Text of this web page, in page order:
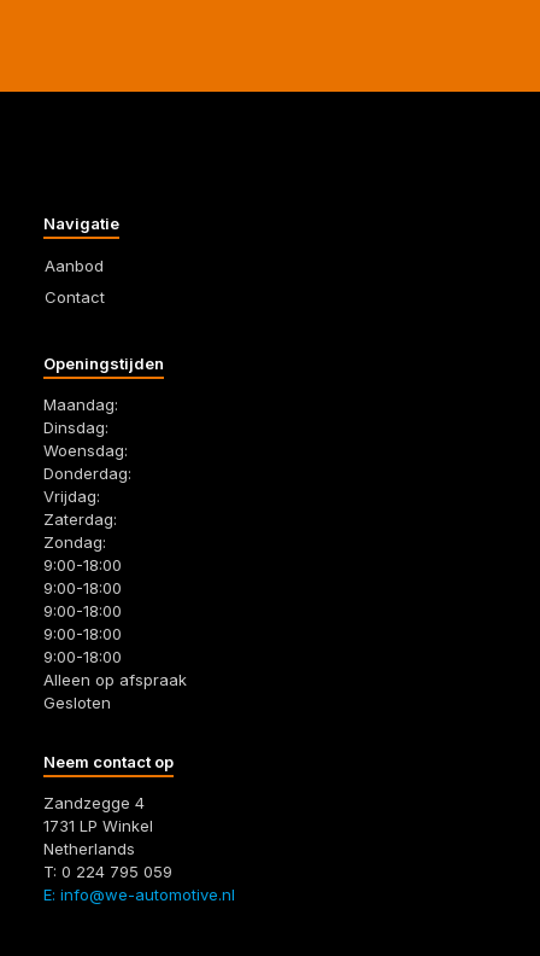
Navigatie
Aanbod
Contact
Openingstijden
Maandag:
Dinsdag:
Woensdag:
Donderdag:
Vrijdag:
Zaterdag:
Zondag:
9:00-18:00
9:00-18:00
9:00-18:00
9:00-18:00
9:00-18:00
Alleen op afspraak
Gesloten
Neem contact op
Zandzegge 4
1731 LP Winkel
Netherlands
T: 0 224 795 059
E: info@we-automotive.nl